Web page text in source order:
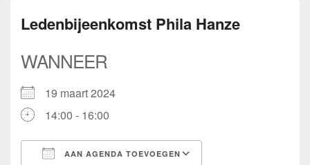
Ledenbijeenkomst Phila Hanze
WANNEER
19 maart 2024
14:00 - 16:00
AAN AGENDA TOEVOEGEN